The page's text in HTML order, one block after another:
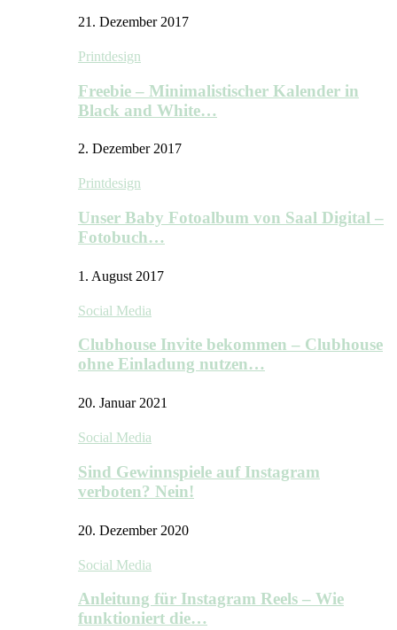
21. Dezember 2017
Printdesign
Freebie – Minimalistischer Kalender in
Black and White…
2. Dezember 2017
Printdesign
Unser Baby Fotoalbum von Saal Digital –
Fotobuch…
1. August 2017
Social Media
Clubhouse Invite bekommen – Clubhouse
ohne Einladung nutzen…
20. Januar 2021
Social Media
Sind Gewinnspiele auf Instagram
verboten? Nein!
20. Dezember 2020
Social Media
Anleitung für Instagram Reels – Wie
funktioniert die…